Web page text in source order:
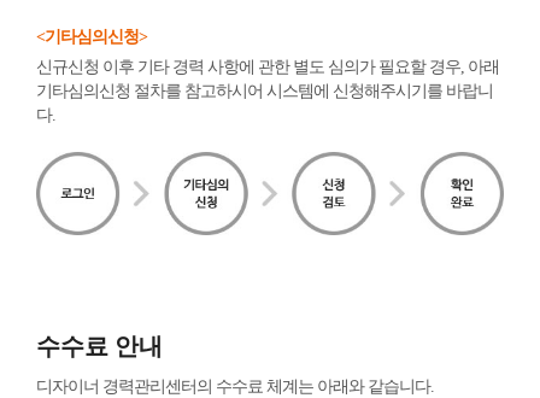
<기타심의신청>
신규신청 이후 기타 경력 사항에 관한 별도 심의가 필요할 경우, 아래
기타심의신청 절차를 참고하시어 시스템에 신청해주시기를 바랍니
다.
수수료 안내
디자이너 경력관리센터의 수수료 체계는 아래와 같습니다.